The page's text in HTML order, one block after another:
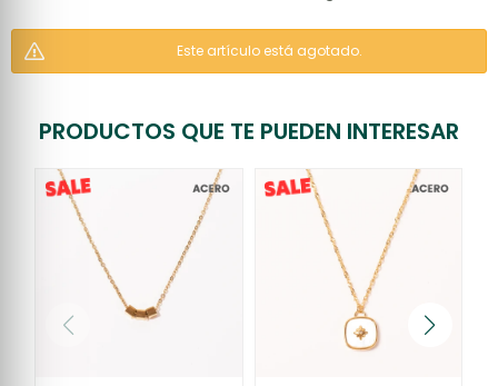
Este artículo está agotado.
PRODUCTOS QUE TE PUEDEN INTERESAR